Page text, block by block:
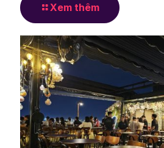
Xem thêm